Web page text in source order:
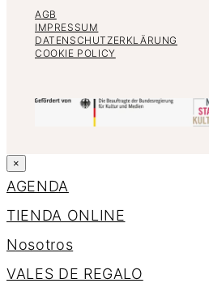
AGB
IMPRESSUM
DATENSCHUTZERKLÄRUNG
COOKIE POLICY
×
AGENDA
TIENDA ONLINE
Nosotros
VALES DE REGALO